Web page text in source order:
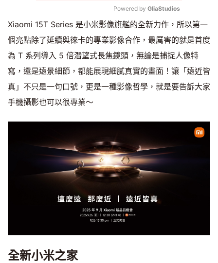
Mute
Powered by GliaStudios
Xiaomi 15T Series 是小米影像旗艦的全新力作，所以第一
個亮點除了延續與徠卡的專業影像合作，最厲害的就是首度
為 T 系列導入 5 倍潛望式長焦鏡頭，無論是捕捉人像特
寫，還是遠景細節，都能展現細膩真實的畫面！讓「遠近皆
真」不只是一句口號，更是一種影像哲學，就是要告訴大家
手機攝影也可以很專業～
全新小米之家